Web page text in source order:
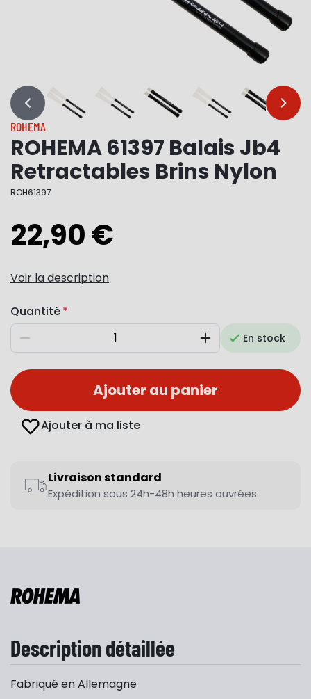
… …
ROHEMA
ROHEMA 61397 Balais Jb4
Retractables Brins Nylon
ROH61397
22,90 €
Voir la description
Quantité
Diminuer AugmenterEn stock
Ajouter au panier
Ajouter à ma liste
Livraison standard
Expédition sous 24h-48h heures ouvrées
Description détaillée
Fabriqué en Allemagne